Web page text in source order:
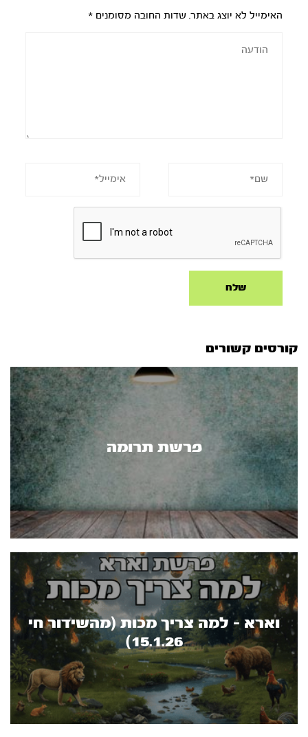
האימייל לא יוצג באתר. שדות החובה מסומנים*
קורסים קשורים
פרשת תרומה
וארא - למה צריך מכות (מהשידור חי
15.1.26)